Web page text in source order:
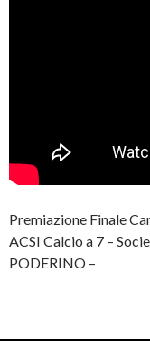
Premiazione Finale
ACSI Calcio a 7 –
PODERINO –